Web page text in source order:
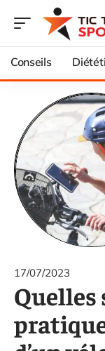
Conseils
17/07/2023
Quelles